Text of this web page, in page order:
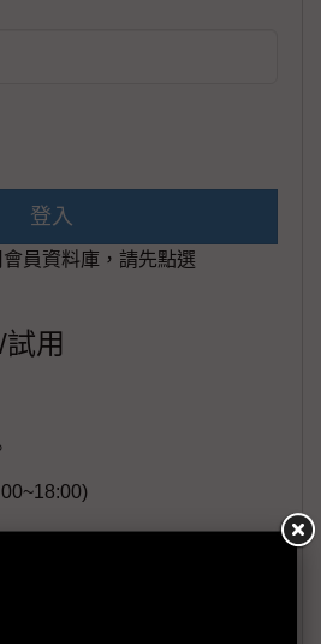
登入
員資料庫，請先點選
用